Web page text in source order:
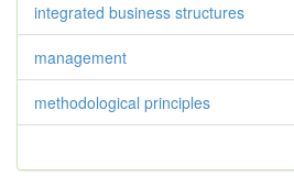
integrated business structures
management
methodological principles